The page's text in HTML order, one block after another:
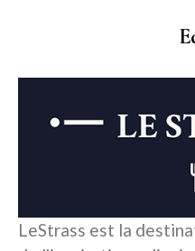
LeStrass est la